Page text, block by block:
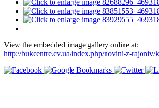
View the embedded image gallery online at:
http://bukcentre.cv.ua/index.php/novini-z-